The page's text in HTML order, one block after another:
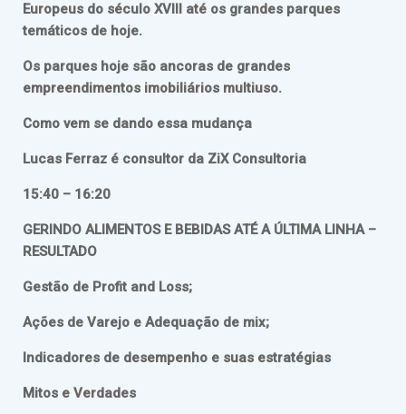
Europeus do século XVIII até os grandes parques
temáticos de hoje.
Os parques hoje são ancoras de grandes
empreendimentos imobiliários multiuso.
Como vem se dando essa mudança
Lucas Ferraz é consultor da ZiX Consultoria
15:40 – 16:20
GERINDO ALIMENTOS E BEBIDAS ATÉ A ÚLTIMA LINHA –
RESULTADO
Gestão de Profit and Loss;
Ações de Varejo e Adequação de mix;
Indicadores de desempenho e suas estratégias
Mitos e Verdades